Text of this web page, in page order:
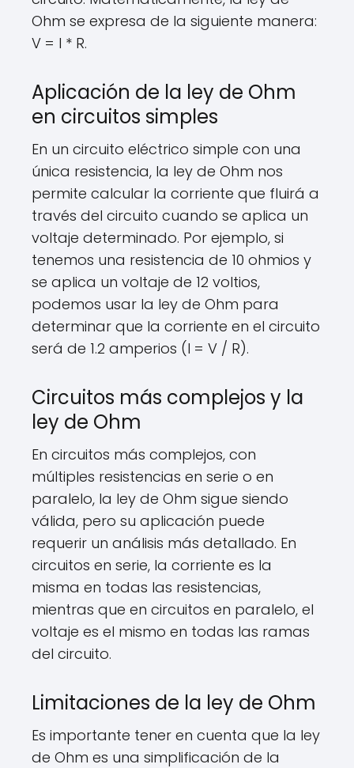
Ohm se expresa de la siguiente manera:
V = I * R.
Aplicación de la ley de Ohm
en circuitos simples
En un circuito eléctrico simple con una
única resistencia, la ley de Ohm nos
permite calcular la corriente que fluirá a
través del circuito cuando se aplica un
voltaje determinado. Por ejemplo, si
tenemos una resistencia de 10 ohmios y
se aplica un voltaje de 12 voltios,
podemos usar la ley de Ohm para
determinar que la corriente en el circuito
será de 1.2 amperios (I = V / R).
Circuitos más complejos y la
ley de Ohm
En circuitos más complejos, con
múltiples resistencias en serie o en
paralelo, la ley de Ohm sigue siendo
válida, pero su aplicación puede
requerir un análisis más detallado. En
circuitos en serie, la corriente es la
misma en todas las resistencias,
mientras que en circuitos en paralelo, el
voltaje es el mismo en todas las ramas
del circuito.
Limitaciones de la ley de Ohm
Es importante tener en cuenta que la ley
de Ohm es una simplificación de la